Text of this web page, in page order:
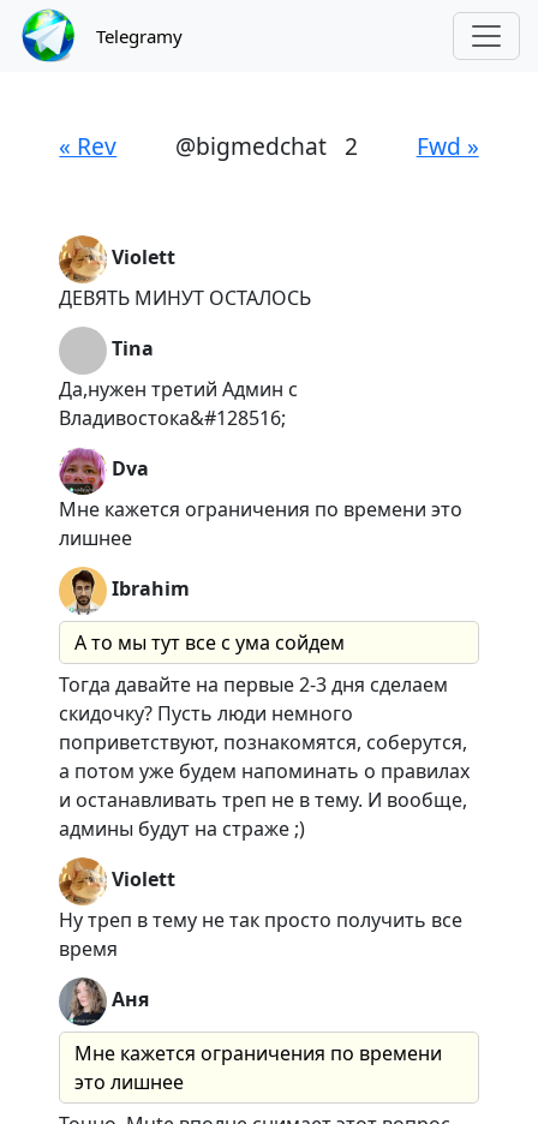
Telegramy
« Rev @bigmedchat 2 Fwd »
Violett
ДЕВЯТЬ МИНУТ ОСТАЛОСЬ
Tina
Да,нужен третий Админ с
Владивостока&#128516;
Dva
Мне кажется ограничения по времени это
лишнее
Ibrahim
А то мы тут все с ума сойдем
Тогда давайте на первые 2-3 дня сделаем
скидочку? Пусть люди немного
поприветствуют, познакомятся, соберутся,
а потом уже будем напоминать о правилах
и останавливать треп не в тему. И вообще,
админы будут на страже ;)
Violett
Ну треп в тему не так просто получить все
время
Аня
Мне кажется ограничения по времени
это лишнее